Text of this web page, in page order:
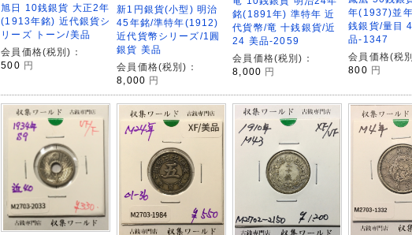
旭日 10銭銀貨 大正2年
(1913年銘) 近代銀貨シ
リーズ トーン/美品
会員価格(税別)：
500 円
新1円銀貨(小型) 明治
45年銘/準特年(1912)
近代貨幣シリーズ/1圓
銀貨 美品
会員価格(税別)：
8,000 円
銘(1891年) 準特年 近
代貨幣/竜 十銭銀貨/近
24 美品-2059
会員価格(税別)：
8,000 円
年(1937)並
銭銀貨/量目
品-1347
会員価格(税
800 円